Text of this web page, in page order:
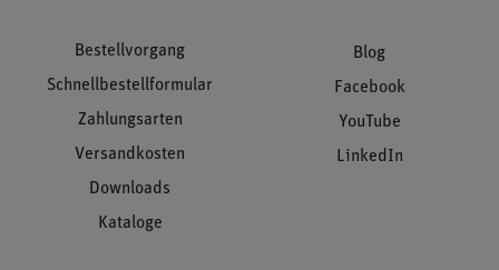
Bestellvorgang
Schnellbestellformular
Zahlungsarten
Versandkosten
Downloads
Kataloge
Blog
Facebook
YouTube
LinkedIn